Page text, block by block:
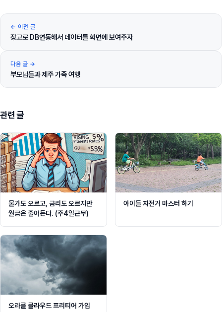
← 이전 글
장고로 DB연동해서 데이터를 화면에 보여주자
다음 글 →
부모님들과 제주 가족 여행
관련 글
물가도 오르고, 금리도 오르지만
월급은 줄어든다. (주4일근무)
아이들 자전거 마스터 하기
오라클 클라우드 프리티어 가입